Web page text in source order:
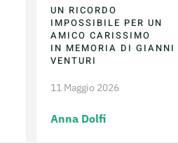
UN RICORDO
IMPOSSIBILE PER UN
AMICO CARISSIMO
IN MEMORIA DI GIANNI
VENTURI
11 Maggio 2026
Anna Dolfi